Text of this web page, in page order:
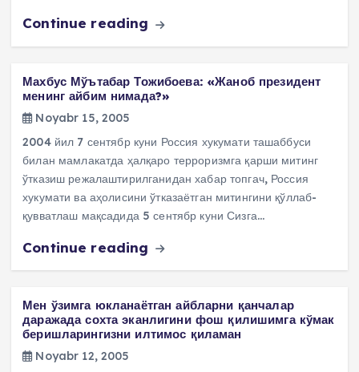
Continue reading
Махбус Мўътабар Тожибоева: «Жаноб президент
менинг айбим нимада?»
Noyabr 15, 2005
2004 йил 7 сентябр куни Россия хукумати ташаббуси
билан мамлакатда ҳалқаро терроризмга қарши митинг
ўтказиш режалаштирилганидан хабар топгач, Россия
хукумати ва аҳолисини ўтказаётган митингини қўллаб-
қувватлаш мақсадида 5 сентябр куни Сизга…
Continue reading
Мен ўзимга юкланаётган айбларни қанчалар
даражада сохта эканлигини фош қилишимга кўмак
беришларингизни илтимос қиламан
Noyabr 12, 2005